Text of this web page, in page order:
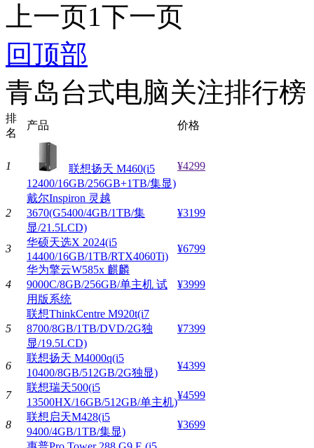
上一页1下一页
回顶部
青岛台式电脑关注排行榜
排
名
产品 价格
1
联想扬天 M460(i5
12400/16GB/256GB+1TB/集显)
¥4299
2
戴尔Inspiron 灵越
3670(G5400/4GB/1TB/集
显/21.5LCD)
¥3199
3
华硕天选X 2024(i5
14400/16GB/1TB/RTX4060Ti)
¥6799
4
华为擎云W585x 麒麟
9000C/8GB/256GB/单主机 试
用版系统
¥3999
5
联想ThinkCentre M920t(i7
8700/8GB/1TB/DVD/2G独
显/19.5LCD)
¥7399
6
联想扬天 M4000q(i5
10400/8GB/512GB/2G独显)
¥4399
7
联想瑞天500(i5
13500HX/16GB/512GB/单主机)
¥4599
8
联想启天M428(i5
9400/4GB/1TB/集显)
¥3699